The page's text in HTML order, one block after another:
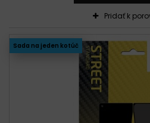
Pridať k
Sada na jeden kotúč